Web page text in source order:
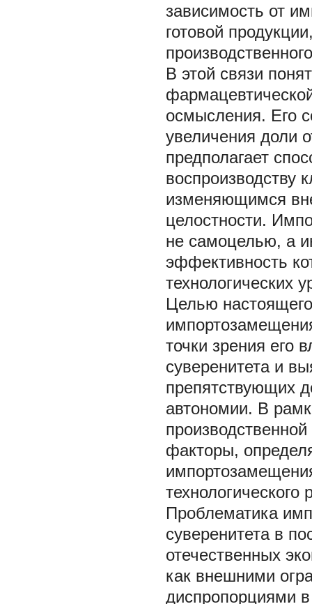
зависимость от
готовой
В этой связи
осмысления. Его
увеличения доли
предполагает
воспроизводству
изменяющимся
целостности.
не самоцелью, а
эффективность
технологических
Целью
точки зрения его
суверенитета и
препятствующих
автономии. В
факторы,
технологического
Проблематика
суверенитета в
отечественных
как внешними
диспропорциями